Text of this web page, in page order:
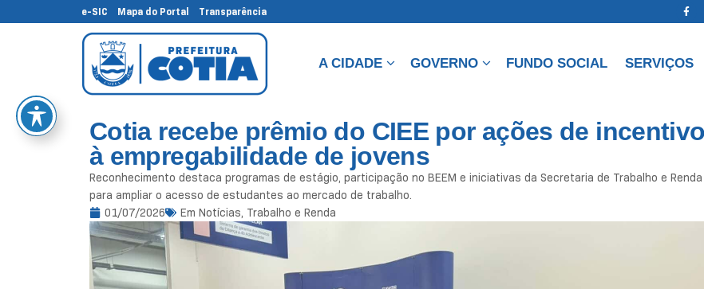
e-SIC Mapa do Portal Transparência
A CIDADE GOVERNO FUNDO SOCIAL SERVIÇOS
Cotia recebe prêmio do CIEE por ações de incentivo
à empregabilidade de jovens
Reconhecimento destaca programas de estágio, participação no BEEM e iniciativas da Secretaria de Trabalho e Renda
para ampliar o acesso de estudantes ao mercado de trabalho.
01/07/2026
Em Notícias, Trabalho e Renda